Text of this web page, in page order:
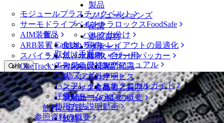
製品
モジュールプラスチックベルト
サーモドライブベルト
AIM装置
ARB装置
スパイラル
OneTrackツールおよび部品
ソリューションズ
イントラロックスFoodSafe
バルク仕分け
ラインレイアウトの最適化
パレタイザー用パッカー
専門知識
サービス
技術
ソリューションの概要
産業
食品
食肉、鶏肉
魚と水産物
青果物
製パン
スナック食品
乳製品
飲料と容器
飲料
参照資料
CalcLab
取付け手順
エンジニアリングマニュアル
CADファイル
パンフレット・テクニカルガイド
評価フォーム
使用方法説明動画
参照資料の概要
サポート
お問い合わせ
保証
方針声明
よくあるご質問
サポートの概要
検 索
メニューを開く
ベルトファインダー
ベルトファインダー
モジュールプラスチックベルト